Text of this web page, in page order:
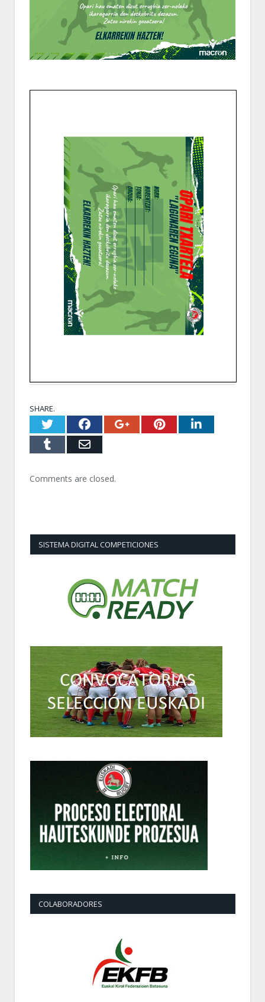
SHARE.
TwitterFacebookGoogle+Pinterest
TumblrEmail
Comments are closed.
SISTEMA DIGITAL COMPETICIONES
COLABORADORES